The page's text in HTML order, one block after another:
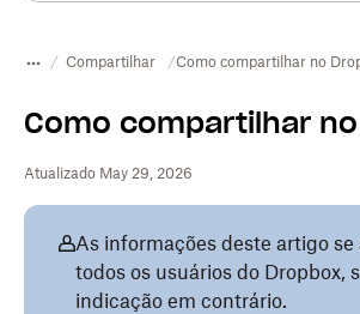
Compartilhar Como compartilhar no
Como compartilhar
Atualizado May 29, 2026
As informações deste artigo se
todos os usuários do Dropbox,
indicação em contrário.